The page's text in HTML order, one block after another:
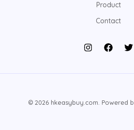
Product
Contact
© 2026 hkeasybuy.com. Powered